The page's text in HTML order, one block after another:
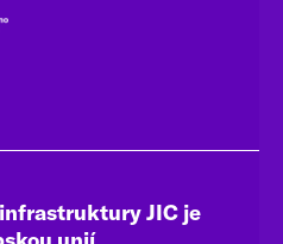
JIC je